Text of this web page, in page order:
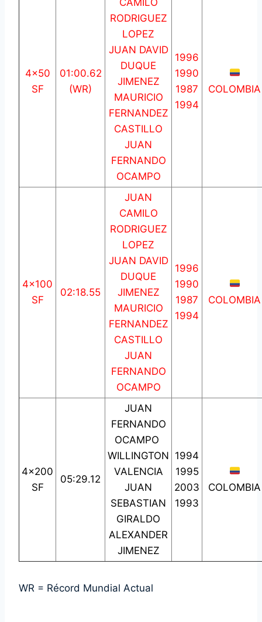
4×50
SF
01:00.62
(WR)
RODRIGUEZ
LOPEZ
JUAN DAVID
DUQUE
JIMENEZ
MAURICIO
FERNANDEZ
CASTILLO
JUAN
FERNANDO
OCAMPO
1996
1990
1987
1994
COLOMBIA
4×100
SF
02:18.55
JUAN
CAMILO
RODRIGUEZ
LOPEZ
JUAN DAVID
DUQUE
JIMENEZ
MAURICIO
FERNANDEZ
CASTILLO
JUAN
FERNANDO
OCAMPO
1996
1990
1987
1994
COLOMBIA
4×200
SF
05:29.12
JUAN
FERNANDO
OCAMPO
WILLINGTON
VALENCIA
JUAN
SEBASTIAN
GIRALDO
ALEXANDER
JIMENEZ
1994
1995
2003
1993
COLOMBIA
WR = Récord Mundial Actual